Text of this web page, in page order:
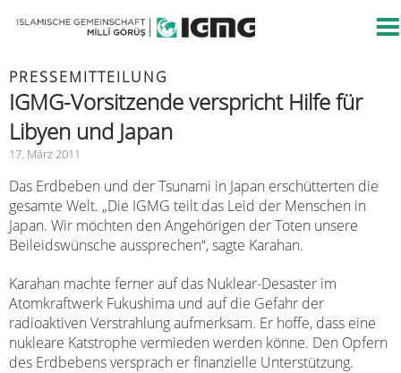
PRESSEMITTEILUNG
IGMG-Vorsitzende verspricht Hilfe für
Libyen und Japan
17. März 2011
Das Erdbeben und der Tsunami in Japan erschütterten die
gesamte Welt. „Die IGMG teilt das Leid der Menschen in
Japan. Wir möchten den Angehörigen der Toten unsere
Beileidswünsche aussprechen“, sagte Karahan.
Karahan machte ferner auf das Nuklear-Desaster im
Atomkraftwerk Fukushima und auf die Gefahr der
radioaktiven Verstrahlung aufmerksam. Er hoffe, dass eine
nukleare Katstrophe vermieden werden könne. Den Opfern
des Erdbebens versprach er finanzielle Unterstützung.